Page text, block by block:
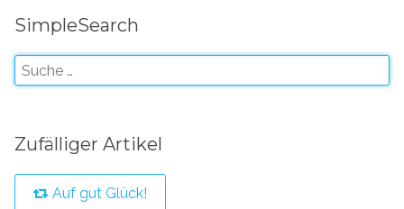
SimpleSearch
Zufälliger Artikel
Auf gut Glück!